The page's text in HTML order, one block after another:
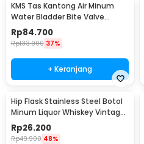
KMS Tas Kantong Air Minum
Water Bladder Bite Valve
Hydration Bag 3L - BL018
Rp84.700
Rp133.900 37%
+ Keranjang
Hip Flask Stainless Steel Botol
Minum Liquor Whiskey Vintage
7oz Jack Daniel - H-7
Rp26.200
Rp49.900 48%